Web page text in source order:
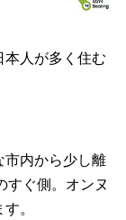
本人が多く住む
市内から少し離
すぐ側。オンヌ
。